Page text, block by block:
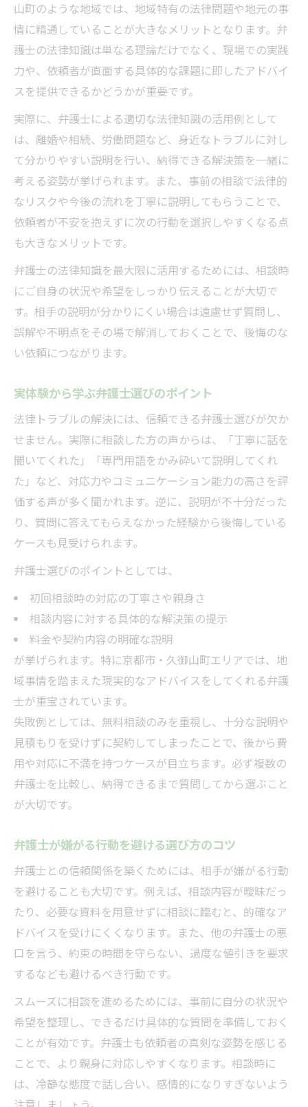
信頼できる弁護士を見極める方法
信頼できる弁護士の特徴と見極め方を解説
弁護士の法律知識を比較する実践的な視点
依頼人に寄り添う弁護士を選ぶための基準
実績や評判から弁護士の信頼度を確認する
無料相談を活用する際の落とし穴とは
弁護士の無料相談で注意すべきポイント
無料相談の落とし穴とその回避方法
弁護士の説明不足に陥らないための工夫
無料相談で信頼できる弁護士を見極める
弁護士が嫌がる無理な質問を避ける方法
ダメな弁護士の特徴を事前に見抜くポイント
ダメな弁護士の特徴を事前に把握する重要
性
弁護士選びで避けたい説明不足や対応遅れ
信頼できない弁護士を見抜く具体的な方法
報告や説明が曖昧な弁護士の注意点
この町で安心して頼れる弁護士の条件
安心できる弁護士を選ぶための必須条件
弁護士の法律知識と地域密着の重要性
頼れる弁護士の対応力や説明力を比較する
弁護士相談で安心感を得るための工夫
信頼できる弁護士を見つける実践的な手順
山町のような地域では、地域特有の法律問題や地元の事
情に精通していることが大きなメリットとなります。弁
護士の法律知識は単なる理論だけでなく、現場での実践
力や、依頼者が直面する具体的な課題に即したアドバイ
スを提供できるかどうかが重要です。
実際に、弁護士による適切な法律知識の活用例として
は、離婚や相続、労働問題など、身近なトラブルに対し
て分かりやすい説明を行い、納得できる解決策を一緒に
考える姿勢が挙げられます。また、事前の相談で法律的
なリスクや今後の流れを丁寧に説明してもらうことで、
依頼者が不安を抱えずに次の行動を選択しやすくなる点
も大きなメリットです。
弁護士の法律知識を最大限に活用するためには、相談時
にご自身の状況や希望をしっかり伝えることが大切で
す。相手の説明が分かりにくい場合は遠慮せず質問し、
誤解や不明点をその場で解消しておくことで、後悔のな
い依頼につながります。
実体験から学ぶ弁護士選びのポイント
法律トラブルの解決には、信頼できる弁護士選びが欠か
せません。実際に相談した方の声からは、「丁寧に話を
聞いてくれた」「専門用語をかみ砕いて説明してくれ
た」など、対応力やコミュニケーション能力の高さを評
価する声が多く聞かれます。逆に、説明が不十分だった
り、質問に答えてもらえなかった経験から後悔している
ケースも見受けられます。
弁護士選びのポイントとしては、
初回相談時の対応の丁寧さや親身さ
相談内容に対する具体的な解決策の提示
料金や契約内容の明確な説明
が挙げられます。特に京都市・久御山町エリアでは、地
域事情を踏まえた現実的なアドバイスをしてくれる弁護
士が重宝されています。
失敗例としては、無料相談のみを重視し、十分な説明や
見積もりを受けずに契約してしまったことで、後から費
用や対応に不満を持つケースが目立ちます。必ず複数の
弁護士を比較し、納得できるまで質問してから選ぶこと
が大切です。
弁護士が嫌がる行動を避ける選び方のコツ
弁護士との信頼関係を築くためには、相手が嫌がる行動
を避けることも大切です。例えば、相談内容が曖昧だっ
たり、必要な資料を用意せずに相談に臨むと、的確なア
ドバイスを受けにくくなります。また、他の弁護士の悪
口を言う、約束の時間を守らない、過度な値引きを要求
するなども避けるべき行動です。
スムーズに相談を進めるためには、事前に自分の状況や
希望を整理し、できるだけ具体的な質問を準備しておく
ことが有効です。弁護士も依頼者の真剣な姿勢を感じる
ことで、より親身に対応しやすくなります。相談時に
は、冷静な態度で話し合い、感情的になりすぎないよう